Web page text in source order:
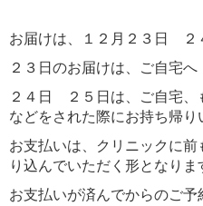
お届けは、１２月２３日 ２
２３日のお届けは、ご自宅へ
２４日 ２５日は、ご自宅、
などをされた際にお持ち帰り
お支払いは、クリニックに
り込んでいただく形となりま
お支払いが済んでからのご予